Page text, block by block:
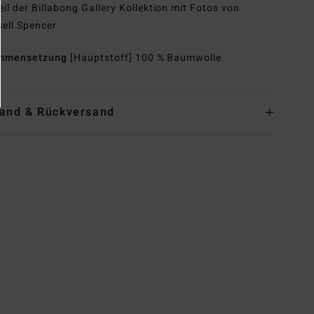
Teil der Billabong Gallery Kollektion mit Fotos von
Spencer
[Hauptstoff] 100 % Baumwolle
& Rückversand